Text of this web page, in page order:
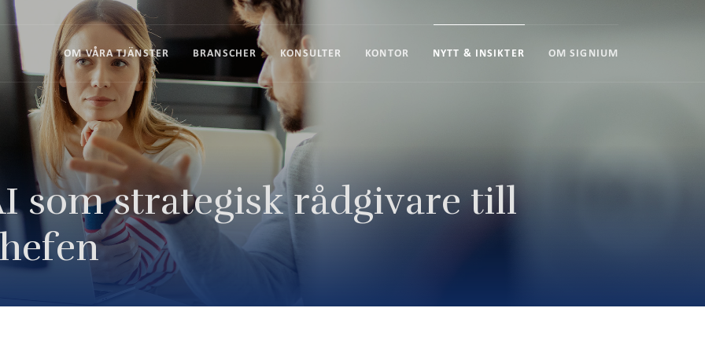
OM VÅRA TJÄNSTER BRANSCHER KONSULTER KONTOR NYTT & INSIKTER OM SIGNIUM
som strategisk rådgivare till